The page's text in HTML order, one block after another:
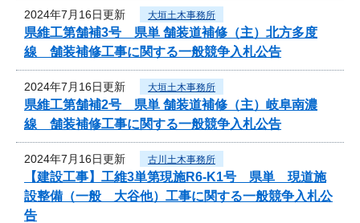
2024年7月16日更新 大垣土木事務所
県維工第舗補3号 県単 舗装道補修（主）北方多度
線 舗装補修工事に関する一般競争入札公告
2024年7月16日更新 大垣土木事務所
県維工第舗補2号 県単 舗装道補修（主）岐阜南濃
線 舗装補修工事に関する一般競争入札公告
2024年7月16日更新 古川土木事務所
【建設工事】工維3単第現施R6-K1号 県単 現道施
設整備（一般 大谷他）工事に関する一般競争入札公
告